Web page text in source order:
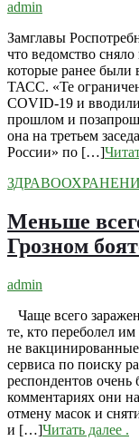
admin
Замглавы
что ведомство сняло
которые ранее были
ТАСС. «Те
COVID-19 и
прошлом и
она на третьем
России» по […]
Меньше
Грозном
admin
Чаще всего
те, кто переболел
не
сервиса по поиску
респондентов очень
комментариях они
отмену масок и
и […]Читать далее .